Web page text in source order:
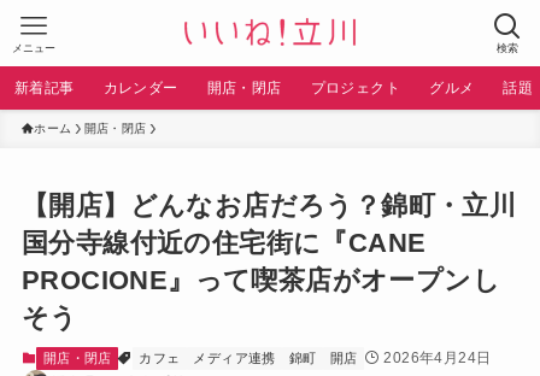
検索
メニュー
新着記事 カレンダー 開店・閉店 プロジェクト グルメ 話題
ホーム 開店・閉店
【開店】どんなお店だろう？錦町・立川
国分寺線付近の住宅街に『CANE
PROCIONE』って喫茶店がオープンし
そう
開店・閉店 カフェ メディア連携 錦町 開店
2026年4月24日